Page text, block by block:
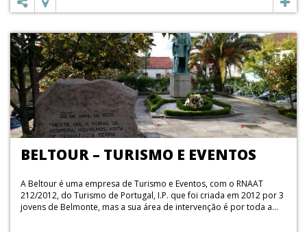
BELTOUR – TURISMO E EVENTOS
A Beltour é uma empresa de Turismo e Eventos, com o RNAAT
212/2012, do Turismo de Portugal, I.P. que foi criada em 2012 por 3
jovens de Belmonte, mas a sua área de intervenção é por toda a...